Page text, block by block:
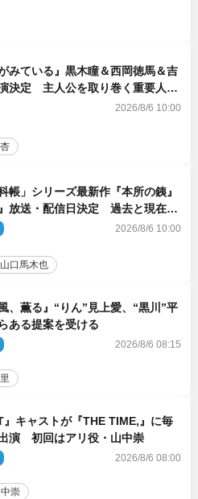
みている』黒木瞳＆西岡徳馬＆吉
決定 主人公を取り巻く重要人物
2026/8/6 10:00
帳」シリーズ最新作『本所の銕』
放送・配信日決定 過去と現在が
ュアルも解禁
2026/8/6 10:00
山口馬木也
、薫る』“りん”見上愛、“黒川”平
ある提案を受ける
2026/8/6 08:15
』キャストが『THE TIME,』に毎
演 初回はアリ役・山中崇
2026/8/6 08:00
崇